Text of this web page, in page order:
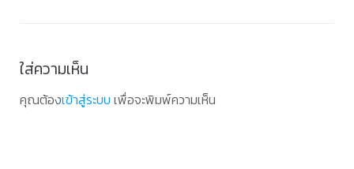
ใส่ความเห็น
คุณต้องเข้าสู่ระบบ เพื่อจะพิมพ์ความเห็น